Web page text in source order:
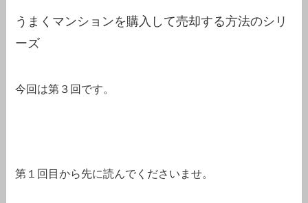
うまくマンションを購入して売却する方法のシリ
ーズ
今回は第３回です。
第１回目から先に読んでくださいませ。